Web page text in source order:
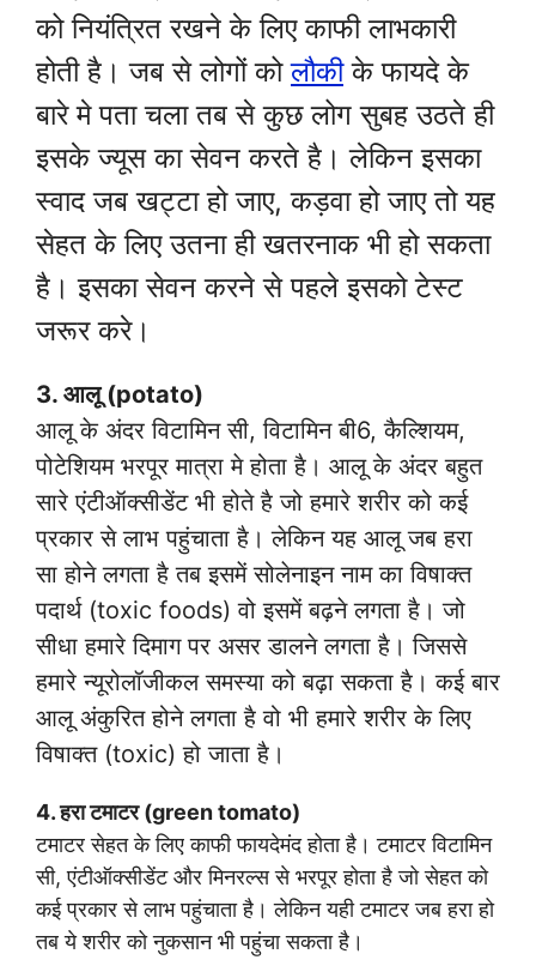
को नियंत्रित रखने के लिए काफी लाभकारी
होती है। जब से लोगों कोलौकीके फायदे के
बारे मे पता चला तब से कुछ लोग सुबह उठते ही
इसके ज्यूस का सेवन करते है। लेकिन इसका
स्वाद जब खट्टा हो जाए, कड़वा हो जाए तो यह
सेहत के लिए उतना ही खतरनाक भी हो सकता
है। इसका सेवन करने से पहले इसको टेस्ट
जरूर करे।
3. आलू (potato)
आलू के अंदर विटामिन सी, विटामिन बी6, कैल्शियम,
पोटेशियम भरपूर मात्रा मे होता है। आलू के अंदर बहुत
सारे एंटीऑक्सीडेंट भी होते है जो हमारे शरीर को कई
प्रकार से लाभ पहुंचाता है। लेकिन यह आलू जब हरा
सा होने लगता है तब इसमें सोलेनाइन नाम का विषाक्त
पदार्थ (toxic foods) वो इसमें बढ़ने लगता है। जो
सीधा हमारे दिमाग पर असर डालने लगता है। जिससे
हमारे न्यूरोलॉजीकल समस्या को बढ़ा सकता है। कई बार
आलू अंकुरित होने लगता है वो भी हमारे शरीर के लिए
विषाक्त (toxic) हो जाता है।
4. हरा टमाटर (green tomato)
टमाटर सेहत के लिए काफी फायदेमंद होता है। टमाटर विटामिन
सी, एंटीऑक्सीडेंट और मिनरल्स से भरपूर होता है जो सेहत को
कई प्रकार से लाभ पहुंचाता है। लेकिन यही टमाटर जब हरा हो
तब ये शरीर को नुकसान भी पहुंचा सकता है।